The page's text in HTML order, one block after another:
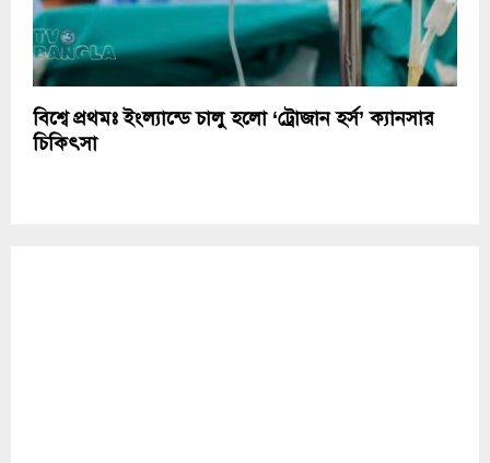
বিশ্বে প্রথমঃ ইংল্যান্ডে চালু হলো ‘ট্রোজান হর্স’ ক্যানসার
চিকিৎসা